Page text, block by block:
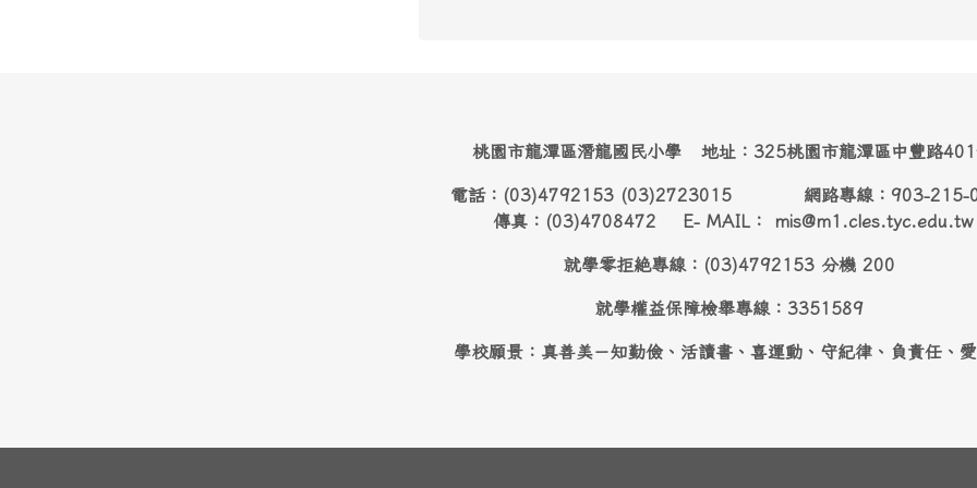
桃園市龍潭區潛龍國民小學 地址：325桃園市龍潭區中豐路
電話：(03)4792153 (03)2723015 網路專線：903-215-
傳真：(03)4708472 E- MAIL： mis@m1.cles.tyc.edu.tw
就學零拒絶專線：(03)4792153 分機 200
就學權益保障檢舉專線：3351589
學校願景：真善美－知勤儉、活讀書、喜運動、守紀律、負責任、